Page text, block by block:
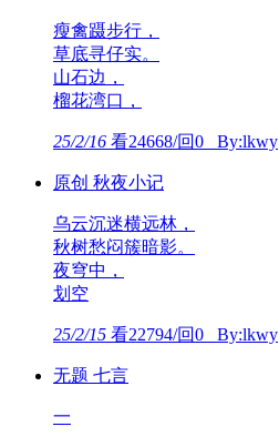
瘦禽蹑步行，
草底寻仔实。
山石边，
榴花湾口，
25/2/16 看24668/回0 By:lkwy
原创 秋夜小记
乌云沉迷横远林，
秋树愁闷簇暗影。
夜穹中，
划空
25/2/15 看22794/回0 By:lkwy
无题 七言
一